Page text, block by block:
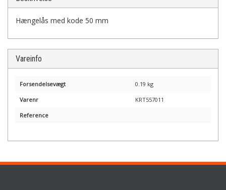
Hængelås med kode 50 mm
Vareinfo
Forsendelsevægt 0.19 kg
Varenr KRT557011
Reference